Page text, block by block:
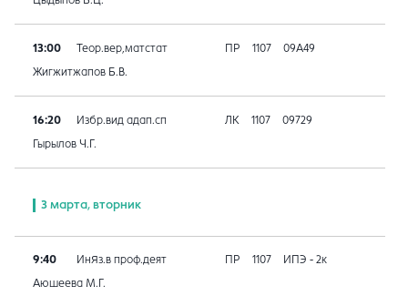
13:00 Теор.вер,матстат ПР 1107 09A49
Жигжитжапов Б.В.
16:20 Избр.вид адап.сп ЛК 1107 09729
Гырылов Ч.Г.
3 марта, вторник
9:40 ИнЯз.в проф.деят ПР 1107 ИПЭ - 2к
Аюшеева М.Г.